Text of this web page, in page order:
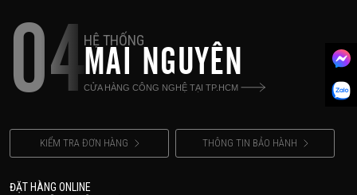
04HỆ THỐNG
MAI NGUYÊN
CỬA HÀNG CÔNG NGHỆ TẠI TP.HCM
KIỂM TRA ĐƠN HÀNG THÔNG TIN BẢO HÀNH
ĐẶT HÀNG ONLINE